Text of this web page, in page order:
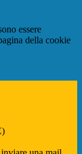
essere
della cookie